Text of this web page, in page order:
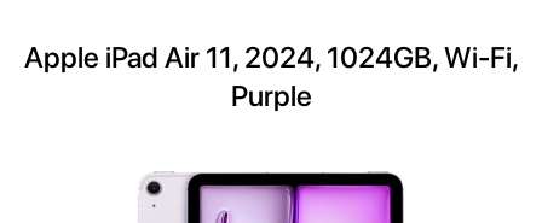
Apple iPad Air 11, 2024, 1024GB, Wi-Fi,
Purple